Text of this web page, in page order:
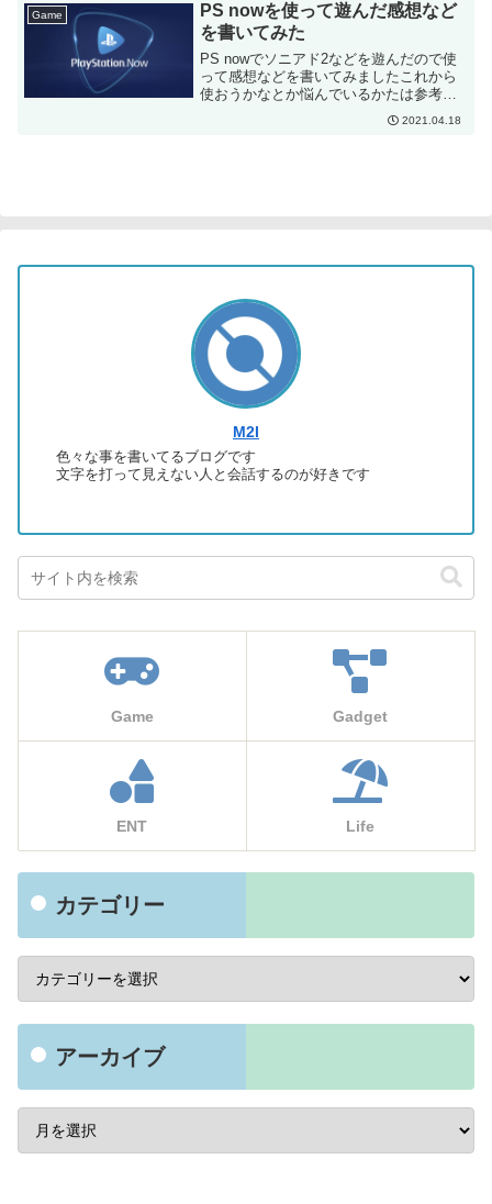
Game
PS nowを使って遊んだ感想など
を書いてみた
PS nowでソニアド2などを遊んだので使
って感想などを書いてみましたこれから
使おうかなとか悩んでいるかたは参考に
2021.04.18
M2I
色々な事を書いてるブログです
文字を打って見えない人と会話するのが好きです
Game Gadget
ENT Life
カテゴリー
アーカイブ